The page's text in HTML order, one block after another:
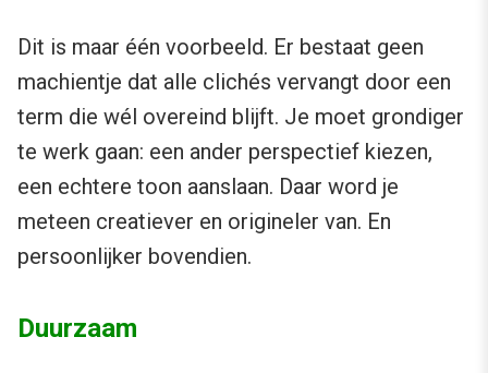
Dit is maar één voorbeeld. Er bestaat geen
machientje dat alle clichés vervangt door een
term die wél overeind blijft. Je moet grondiger
te werk gaan: een ander perspectief kiezen,
een echtere toon aanslaan. Daar word je
meteen creatiever en origineler van. En
persoonlijker bovendien.
Duurzaam